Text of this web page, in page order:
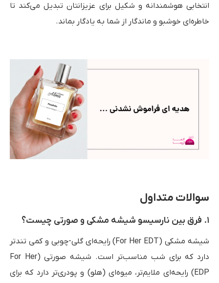
انتخابی هوشمندانه و شکیل برای عزیزانتان تبدیل می‌کند تا
خاطره‌ای خوشبو و ماندگار از شما به یادگار بماند.
سوالات متداول
۱. فرق بین نارسیسو شیشه مشکی و صورتی چیست؟
شیشه مشکی (For Her EDT) رایحه‌ای گلی-چوبی و کمی تندتر
دارد که برای شب مناسب‌تر است. شیشه صورتی (For Her
EDP) رایحه‌ای ملایم‌تر، میوه‌ای (هلو) و پودری‌تر دارد که برای